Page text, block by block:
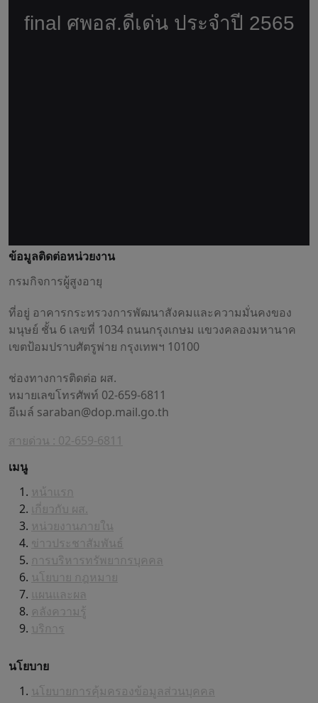
ข้อมูลติดต่อหน่วยงาน
กรมกิจการผู้สูงอายุ
ที่อยู่ อาคารกระทรวงการพัฒนาสังคมและความมั่นคงของ
มนุษย์ ชั้น 6 เลขที่ 1034 ถนนกรุงเกษม แขวงคลองมหานาค
เขตป้อมปราบศัตรูพ่าย กรุงเทพฯ 10100
ช่องทางการติดต่อ ผส.
หมายเลขโทรศัพท์ 02-659-6811
อีเมล์ saraban@dop.mail.go.th
สายด่วน : 02-659-6811
เมนู
หน้าแรก
เกี่ยวกับ ผส.
หน่วยงานภายใน
ข่าวประชาสัมพันธ์
การบริหารทรัพยากรบุคคล
นโยบาย กฎหมาย
แผนและผล
คลังความรู้
บริการ
นโยบาย
นโยบายการคุ้มครองข้อมูลส่วนบุคคล